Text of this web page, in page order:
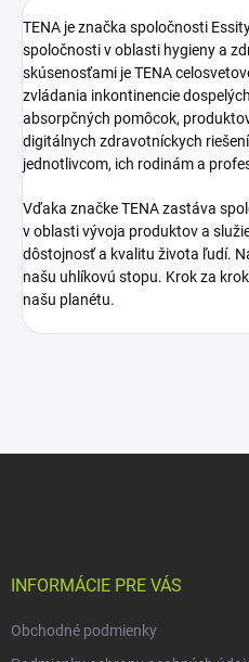
TENA je značka spoločnosti
spoločnosti v oblasti hygieny a
skúsenosťami je TENA
zvládania inkontinencie
absorpčných pomôcok,
digitálnych zdravotníckych
jednotlivcom, ich rodinám a
Vďaka značke TENA zastáva
v oblasti vývoja produktov a
dôstojnosť a kvalitu života ľudí.
našu uhlíkovú stopu. Krok za
našu planétu.
INFORMÁCIE PRE VÁS
Obchodné podmienky